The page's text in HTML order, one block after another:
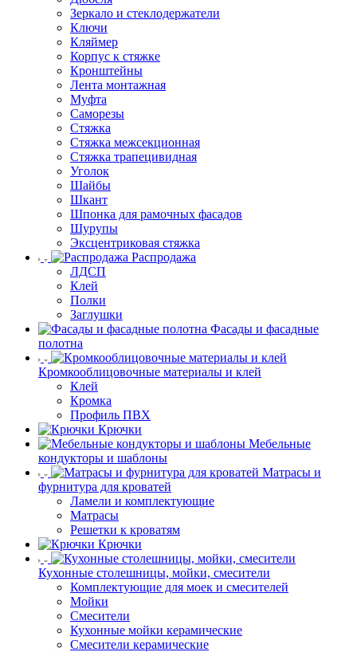
Зеркало и стеклодержатели
Ключи
Кляймер
Корпус к стяжке
Кронштейны
Лента монтажная
Муфта
Саморезы
Стяжка
Стяжка межсекционная
Стяжка трапецивидная
Уголок
Шайбы
Шкант
Шпонка для рамочных фасадов
Шурупы
Эксцентриковая стяжка
Распродажа
ЛДСП
Клей
Полки
Заглушки
Фасады и фасадные
полотна
Кромкооблицовочные материалы и клей
Клей
Кромка
Профиль ПВХ
Крючки
Мебельные
кондукторы и шаблоны
Матрасы и
фурнитура для кроватей
Ламели и комплектующие
Матрасы
Решетки к кроватям
Крючки
Кухонные столешницы, мойки, смесители
Комплектующие для моек и смесителей
Мойки
Смесители
Кухонные мойки керамические
Смесители керамические